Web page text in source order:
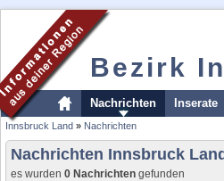
Bezirk
Nachrichten Inserate
Innsbruck Land » Nachrichten
Nachrichten Innsbruck Land
es wurden 0 Nachrichten gefunden